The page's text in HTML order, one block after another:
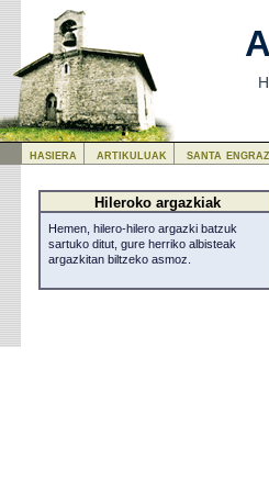
Hileroko argazkiak
Hemen, hilero-hilero argazki batzuk
sartuko ditut, gure herriko albisteak
argazkitan biltzeko asmoz.
hasiera artikuluak santa